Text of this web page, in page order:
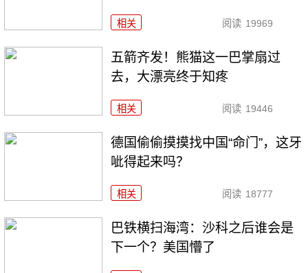
相关 阅读 19969
五箭齐发！熊猫这一巴掌扇过
去，大漂亮终于知疼
相关 阅读 19446
德国偷偷摸摸找中国“命门”，这牙
呲得起来吗？
相关 阅读 18777
巴铁横扫海湾：沙科之后谁会是
下一个？美国懵了